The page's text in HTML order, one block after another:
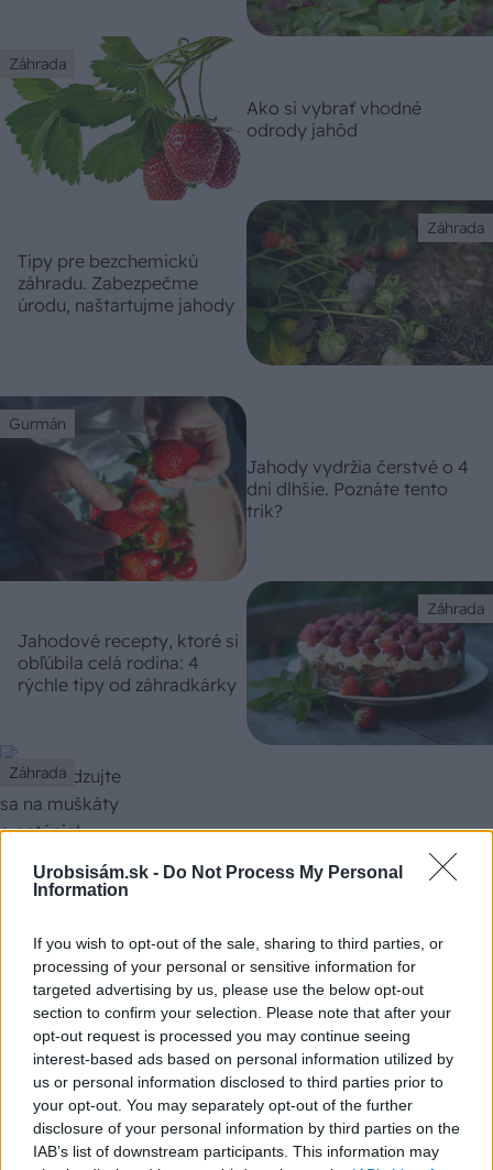
Urobsisám.sk - Do Not Process My Personal
Information
If you wish to opt-out of the sale, sharing to third parties, or
processing of your personal or sensitive information for
targeted advertising by us, please use the below opt-out
section to confirm your selection. Please note that after your
opt-out request is processed you may continue seeing
interest-based ads based on personal information utilized by
us or personal information disclosed to third parties prior to
your opt-out. You may separately opt-out of the further
disclosure of your personal information by third parties on the
IAB’s list of downstream participants. This information may
Záhrada
Ako si vybrať vhodné
odrody jahôd
Záhrada
Tipy pre bezchemickú
záhradu. Zabezpečme
úrodu, naštartujme jahody
Gurmán
Jahody vydržia čerstvé o 4
dni dlhšie. Poznáte tento
trik?
Záhrada
Jahodové recepty, ktoré si
obľúbila celá rodina: 4
rýchle tipy od záhradkárky
Záhrada
Neobmedzujte sa na muškáty a petúnie!
Vyberte si zo 14 okrasných + 2 jedlých
Záhrada
Čo všetko by ste mali
vedieť o pestovaní jahôd?
Prečítajte si rozhovor so
skúsenou záhradkárkou